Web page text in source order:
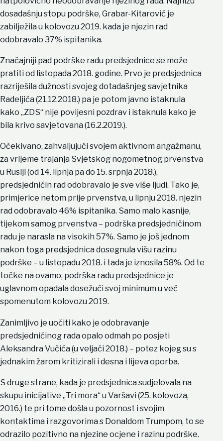
dosadašnju stopu podrške, Grabar-Kitarović je
zabilježila u kolovozu 2019. kada je njezin rad
odobravalo 37% ispitanika.
Značajniji pad podrške radu predsjednice se može
pratiti od listopada 2018. godine. Prvo je predsjednica
razriješila dužnosti svojeg dotadašnjeg savjetnika
Radeljića (21.12.2018.) pa je potom javno istaknula
kako „ZDS“ nije povijesni pozdrav i istaknula kako je
bila krivo savjetovana (16.2.2019.).
Očekivano, zahvaljujući svojem aktivnom angažmanu,
za vrijeme trajanja Svjetskog nogometnog prvenstva
u Rusiji (od 14. lipnja pa do 15. srpnja 2018.),
predsjedničin rad odobravalo je sve više ljudi. Tako je,
primjerice netom prije prvenstva, u lipnju 2018. njezin
rad odobravalo 46% ispitanika. Samo malo kasnije,
tijekom samog prvenstva – podrška predsjedničinom
radu je narasla na visokih 57%. Samo je još jednom
nakon toga predsjednica dosegnula višu razinu
podrške – u listopadu 2018. i tada je iznosila 58%. Od te
točke na ovamo, podrška radu predsjednice je
uglavnom opadala dosežući svoj minimum u već
spomenutom kolovozu 2019.
Zanimljivo je uočiti kako je odobravanje
predsjedničinog rada opalo odmah po posjeti
Aleksandra Vučića (u veljači 2018.) – potez kojeg su s
jednakim žarom kritizirali i desna i lijeva oporba.
S druge strane, kada je predsjednica sudjelovala na
skupu inicijative „Tri mora“ u Varšavi (25. kolovoza,
2016.) te pri tome došla u pozornost i svojim
kontaktima i razgovorima s Donaldom Trumpom, to se
odrazilo pozitivno na njezine ocjene i razinu podrške.